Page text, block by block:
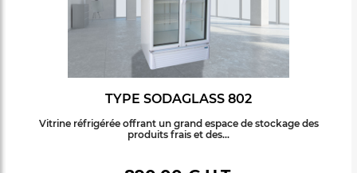
TYPE SODAGLASS 802
Vitrine réfrigérée offrant un grand espace de stockage des
produits frais et des...